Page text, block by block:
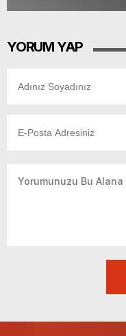
YORUM YAP